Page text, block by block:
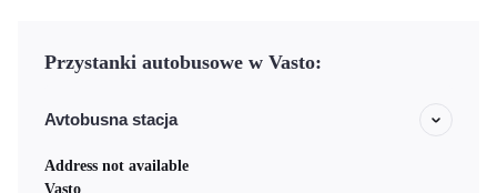
Przystanki autobusowe w Vasto:
Avtobusna stacja
Address not available
Vasto